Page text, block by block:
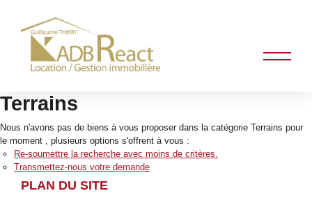
Terrains
Nous n'avons pas de biens à vous proposer dans la catégorie Terrains pour
le moment , plusieurs options s'offrent à vous :
Re-soumettre la recherche avec moins de critères.
Transmettez-nous votre demande
PLAN DU SITE